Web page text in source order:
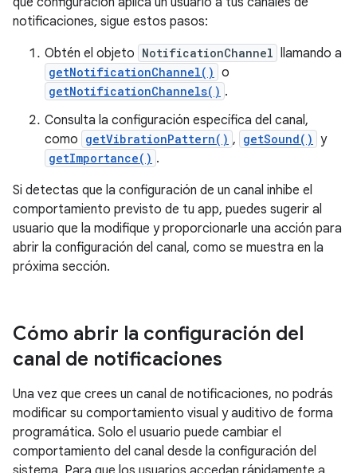
notificaciones, sigue estos pasos:
Obtén el objeto NotificationChannel llamando a
getNotificationChannel() o
getNotificationChannels() .
Consulta la configuración específica del canal,
como getVibrationPattern() , getSound() y
getImportance() .
Si detectas que la configuración de un canal inhibe el
comportamiento previsto de tu app, puedes sugerir al
usuario que la modifique y proporcionarle una acción para
abrir la configuración del canal, como se muestra en la
próxima sección.
Cómo abrir la configuración del
canal de notificaciones
Una vez que crees un canal de notificaciones, no podrás
modificar su comportamiento visual y auditivo de forma
programática. Solo el usuario puede cambiar el
comportamiento del canal desde la configuración del